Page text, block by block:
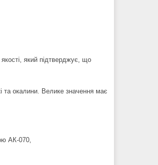
який підтверджує, що
та окалини. Велике значення має
АК-070,